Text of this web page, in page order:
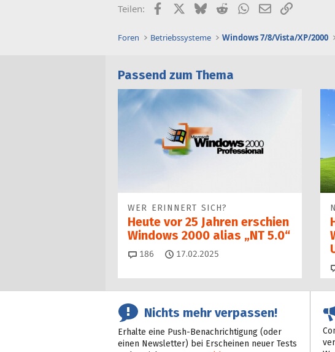
Teilen: FacebookX (Twitter)
BlueskyRedditWhatsApp
E-MailLink
Foren Betriebssysteme Windows 7/8/Vista/XP/2000
Passend zum Thema
WER ERINNERT SICH?
Heute vor 25 Jahren erschien
Windows 2000 alias „NT 5.0“
186 Kommentare
17.02.2025
Nichts mehr verpassen!
Erhalte eine Push-Benachrichtigung (oder
einen Newsletter) bei Erscheinen neuer Tests